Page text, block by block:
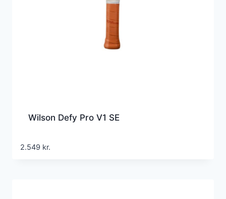
Wilson Defy Pro V1 SE
2.549 kr.